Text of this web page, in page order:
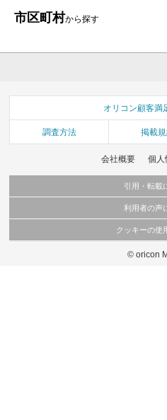
市区町村から探す
オリコン顧客満
調査方法 掲載
会社概要 個人
引用・転載
当サイトで公開されている情報（文字、写真
これらの情報を権利者の許可なく無断転載・
利用者の声
当サイトに掲載している内容はすべてサービ
弊社の見解・ 意見ではないことをご理解いた
クッキーの使
このサイトでは Cookie を使用して、ユーザ
© oricon